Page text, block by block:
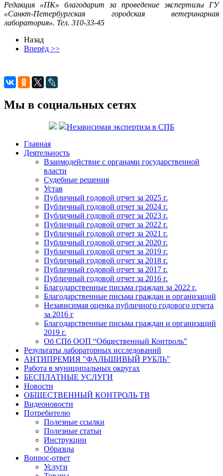
Редакция «ПК» благодарит за проведение экспертизы ГУ
«Санкт-Петербургская городская ветеринарная
лаборатория». Тел. 310-33-45
Назад
Вперёд >>
Мы в социальных сетях
Независимая экспертиза в СПБ
Главная
Деятельность
Взаимодействие с органами государственной
власти
Судебные решения
Устав
Публичный годовой отчет за 2025 г.
Публичный годовой отчет за 2024 г.
Публичный годовой отчет за 2023 г.
Публичный годовой отчет за 2022 г.
Публичный годовой отчет за 2021 г.
Публичный годовой отчет за 2020 г.
Публичный годовой отчет за 2019 г.
Публичный годовой отчет за 2018 г.
Публичный годовой отчет за 2017 г.
Публичный годовой отчет за 2016 г.
Благодарственные письма граждан за 2022 г.
Благодарственные письма граждан и организаций
Независимая оценка публичного годового отчета
за 2016 г
Благодарственные письма граждан и организаций
2019 г.
Об СПб ООП “Общественный Контроль”
Результаты лабораторных исследований
АНТИПРЕМИЯ "ФАЛЬШИВЫЙ РУБЛЬ"
Работа в муниципальных округах
БЕСПЛАТНЫЕ УСЛУГИ
Новости
ОБЩЕСТВЕННЫЙ КОНТРОЛЬ ТВ
Видеоновости
Потребителю
Полезные ссылки
Полезные статьи
Инструкции
Образцы
Вопрос-ответ
Услуги